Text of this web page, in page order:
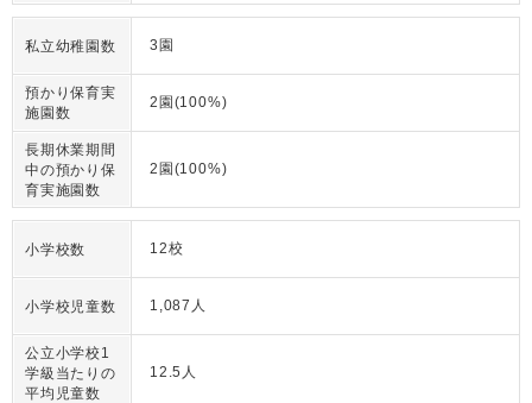
私立幼稚園数 3園
預かり保育実
施園数
2園(100%)
長期休業期間
中の預かり保
育実施園数
2園(100%)
小学校数 12校
小学校児童数 1,087人
公立小学校1
学級当たりの
平均児童数
12.5人